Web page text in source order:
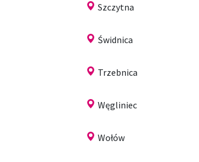
Szczytna
Świdnica
Trzebnica
Węgliniec
Wołów